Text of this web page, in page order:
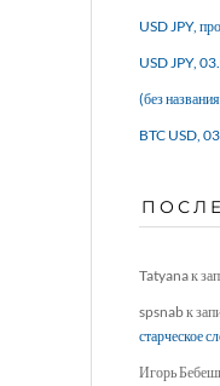
USD JPY,
USD JPY,
(без
BTC USD,
Tatyanaк
spsnabк
старческое
Игорь